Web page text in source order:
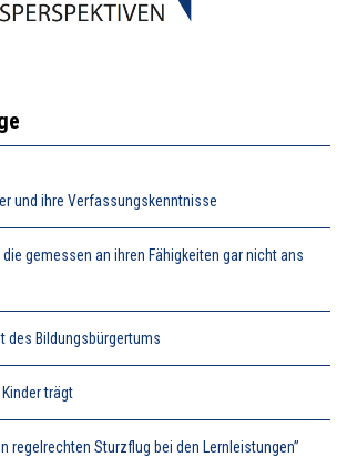
und ihre Verfassungskenntnisse
die gemessen an ihren Fähigkeiten gar nicht ans
des Bildungsbürgertums
trägt
regelrechten Sturzflug bei den Lernleistungen”